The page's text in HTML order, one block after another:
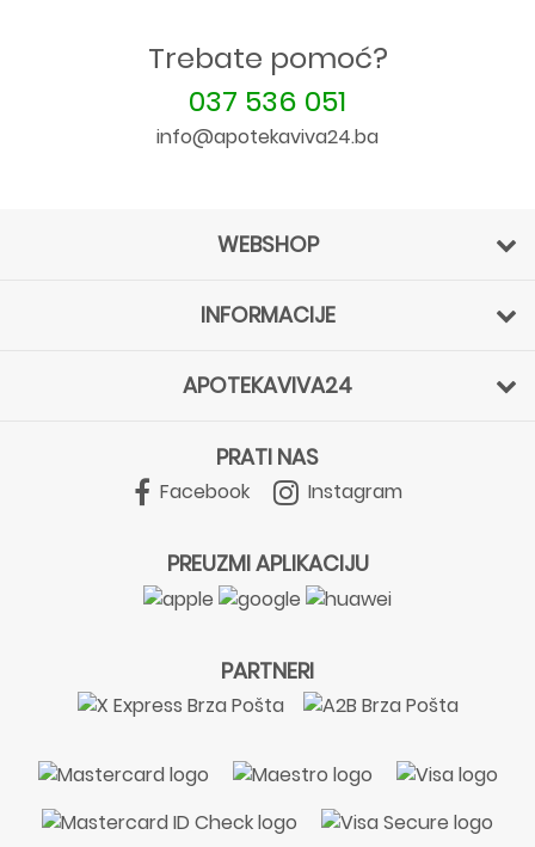
Trebate pomoć?
037 536 051
info@apotekaviva24.ba
WEBSHOP
INFORMACIJE
APOTEKAVIVA24
PRATI NAS
Facebook Instagram
PREUZMI APLIKACIJU
PARTNERI